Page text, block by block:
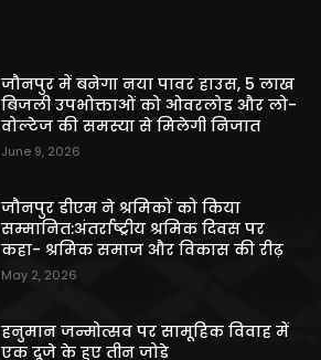
जौनपुर में बनेगा नया पावर हाउस, 5 लाख
बिजली उपभोक्ताओं को ओवरलोड और लो-
वोल्टेज की समस्या से मिलेगी निजात
June 9, 2026
जौनपुर डीएम ने श्रमिकों को किया
सम्मानित:अंतर्राष्ट्रीय श्रमिक दिवस पर
कहा- श्रमिक समाज और विकास की रीढ़
May 2, 2026
हनुमान जन्मोत्सव पर सामूहिक विवाह में
एक दूजे के हुए तीन जोड़े